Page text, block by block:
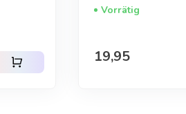
shopping_cart
Vorrätig
Regulärer Preis
19,95